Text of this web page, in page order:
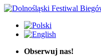
Obserwuj nas!